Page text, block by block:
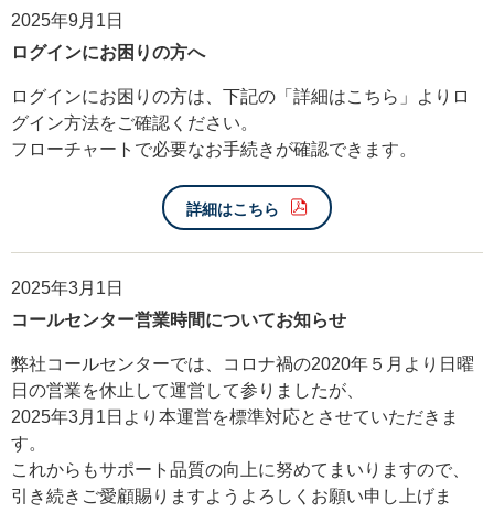
2025年9月1日
ログインにお困りの方へ
ログインにお困りの方は、下記の「詳細はこちら」よりロ
グイン方法をご確認ください。
フローチャートで必要なお手続きが確認できます。
詳細はこちら
2025年3月1日
コールセンター営業時間についてお知らせ
弊社コールセンターでは、コロナ禍の2020年５月より日曜
日の営業を休止して運営して参りましたが、
2025年3月1日より本運営を標準対応とさせていただきま
す。
これからもサポート品質の向上に努めてまいりますので、
引き続きご愛顧賜りますようよろしくお願い申し上げま